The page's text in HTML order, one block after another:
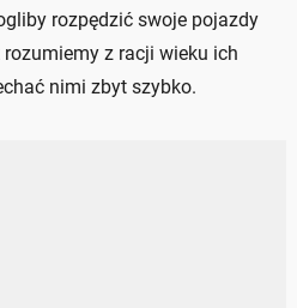
rozpędzić swoje pojazdy
z racji wieku ich
nimi zbyt szybko.